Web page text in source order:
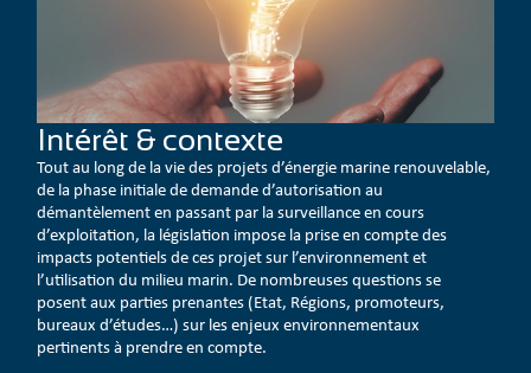
Intérêt & contexte
Tout au long de la vie des projets d’énergie marine renouvelable,
de la phase initiale de demande d’autorisation au
démantèlement en passant par la surveillance en cours
d’exploitation, la législation impose la prise en compte des
impacts potentiels de ces projet sur l’environnement et
l’utilisation du milieu marin. De nombreuses questions se
posent aux parties prenantes (Etat, Régions, promoteurs,
bureaux d’études…) sur les enjeux environnementaux
pertinents à prendre en compte.